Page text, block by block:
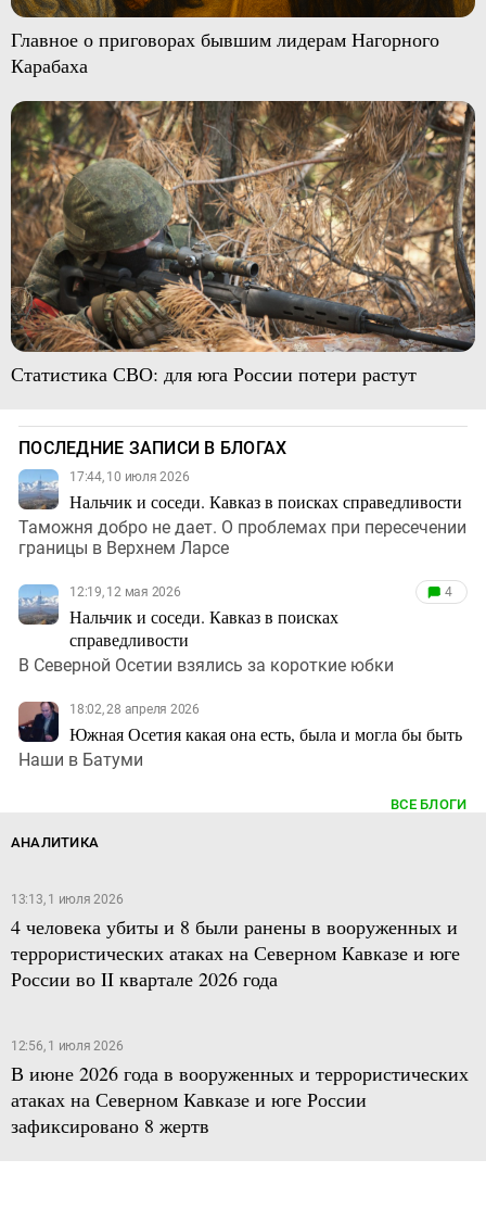
Главное о приговорах бывшим лидерам Нагорного
Карабаха
Статистика СВО: для юга России потери растут
ПОСЛЕДНИЕ ЗАПИСИ В БЛОГАХ
17:44, 10 июля 2026
Нальчик и соседи. Кавказ в поисках справедливости
Таможня добро не дает. О проблемах при пересечении
границы в Верхнем Ларсе
12:19, 12 мая 2026
Нальчик и соседи. Кавказ в поисках
справедливости
4
В Северной Осетии взялись за короткие юбки
18:02, 28 апреля 2026
Южная Осетия какая она есть, была и могла бы быть
Наши в Батуми
ВСЕ БЛОГИ
АНАЛИТИКА
13:13, 1 июля 2026
4 человека убиты и 8 были ранены в вооруженных и
террористических атаках на Северном Кавказе и юге
России во II квартале 2026 года
12:56, 1 июля 2026
В июне 2026 года в вооруженных и террористических
атаках на Северном Кавказе и юге России
зафиксировано 8 жертв